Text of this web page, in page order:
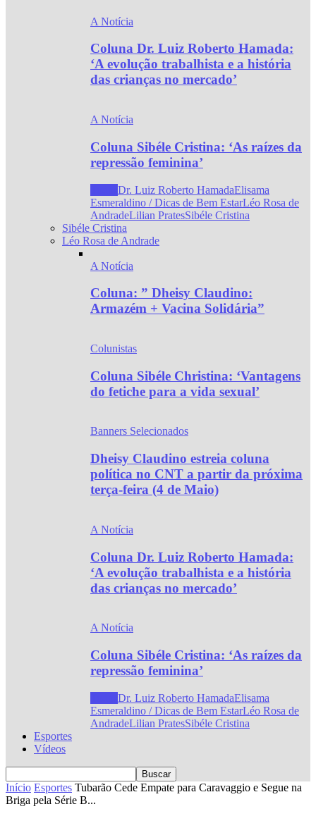
A Notícia
Coluna Dr. Luiz Roberto Hamada:
‘A evolução trabalhista e a história
das crianças no mercado’
A Notícia
Coluna Sibéle Cristina: ‘As raízes da
repressão feminina’
Dr. Luiz Roberto HamadaElisama
Esmeraldino / Dicas de Bem EstarLéo Rosa de
AndradeLilian PratesSibéle Cristina
Sibéle Cristina
Léo Rosa de Andrade
A Notícia
Coluna: ” Dheisy Claudino:
Armazém + Vacina Solidária”
Colunistas
Coluna Sibéle Christina: ‘Vantagens
do fetiche para a vida sexual’
Banners Selecionados
Dheisy Claudino estreia coluna
política no CNT a partir da próxima
terça-feira (4 de Maio)
A Notícia
Coluna Dr. Luiz Roberto Hamada:
‘A evolução trabalhista e a história
das crianças no mercado’
A Notícia
Coluna Sibéle Cristina: ‘As raízes da
repressão feminina’
Dr. Luiz Roberto HamadaElisama
Esmeraldino / Dicas de Bem EstarLéo Rosa de
AndradeLilian PratesSibéle Cristina
Esportes
Vídeos
Início Esportes Tubarão Cede Empate para Caravaggio e Segue na
Briga pela Série B...